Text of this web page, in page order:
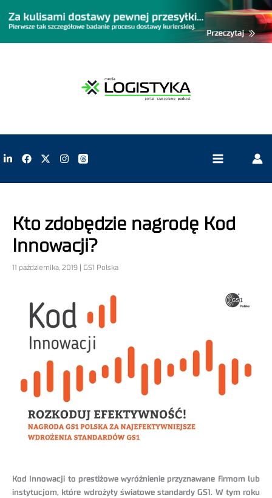
Kto zdobędzie nagrodę Kod
Innowacji?
11 października, 2019 | GS1 Polska
Kod Innowacji to prestiżowe wyróżnienie przyznawane firmom lub
instytucjom, które wdrożyły światowe standardy GS1. W tym roku